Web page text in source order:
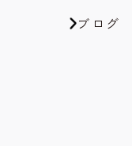
ブログ